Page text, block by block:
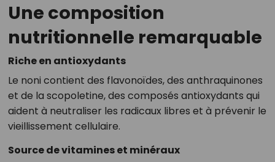
Une composition
nutritionnelle remarquable
Riche en antioxydants
Le noni contient des flavonoïdes, des anthraquinones
et de la scopoletine, des composés antioxydants qui
aident à neutraliser les radicaux libres et à prévenir le
vieillissement cellulaire.
Source de vitamines et minéraux